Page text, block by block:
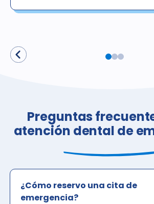
Preguntas
atención dental de
¿Cómo reservo una cita de
emergencia?